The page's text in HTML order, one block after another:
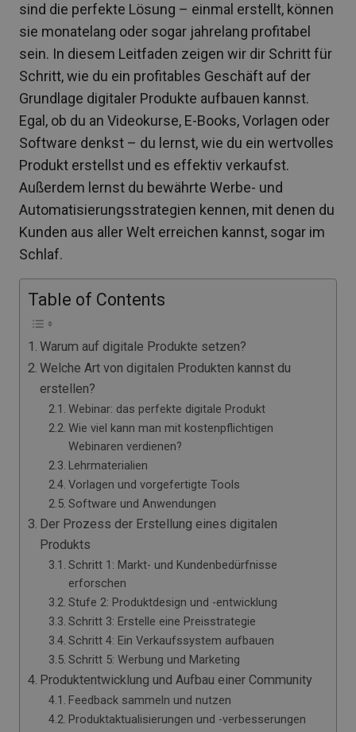
sind die perfekte Lösung – einmal erstellt, können
sie monatelang oder sogar jahrelang profitabel
sein. In diesem Leitfaden zeigen wir dir Schritt für
Schritt, wie du ein profitables Geschäft auf der
Grundlage digitaler Produkte aufbauen kannst.
Egal, ob du an Videokurse, E-Books, Vorlagen oder
Software denkst – du lernst, wie du ein wertvolles
Produkt erstellst und es effektiv verkaufst.
Außerdem lernst du bewährte Werbe- und
Automatisierungsstrategien kennen, mit denen du
Kunden aus aller Welt erreichen kannst, sogar im
Schlaf.
Table of Contents
Warum auf digitale Produkte setzen?
Welche Art von digitalen Produkten kannst du
erstellen?
Webinar: das perfekte digitale Produkt
Wie viel kann man mit kostenpflichtigen
Webinaren verdienen?
Lehrmaterialien
Vorlagen und vorgefertigte Tools
Software und Anwendungen
Der Prozess der Erstellung eines digitalen
Produkts
Schritt 1: Markt- und Kundenbedürfnisse
erforschen
Stufe 2: Produktdesign und -entwicklung
Schritt 3: Erstelle eine Preisstrategie
Schritt 4: Ein Verkaufssystem aufbauen
Schritt 5: Werbung und Marketing
Produktentwicklung und Aufbau einer Community
Feedback sammeln und nutzen
Produktaktualisierungen und -verbesserungen